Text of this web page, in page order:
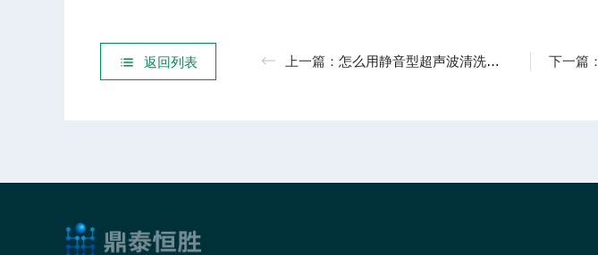
返回列表 上一篇： 怎么用静音型超声波清洗器进行脱气操作？ 下一篇：